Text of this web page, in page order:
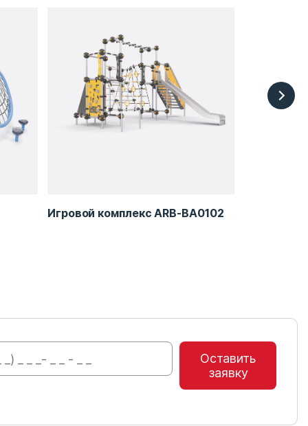
Игровой комплекс ARB-BA0102
Оставить
заявку